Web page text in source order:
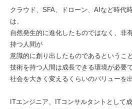
クラウド、SFA、ドローン、AIなど時代
は、
自然発生的に進化したものではなく、非
持つ人間が
意識的に創り出したものであるというこ
技術を持つ人間は成長できる環境が必要
社会を大きく変えるくらいのバリューを
ITエンジニア、ITコンサルタントとして成